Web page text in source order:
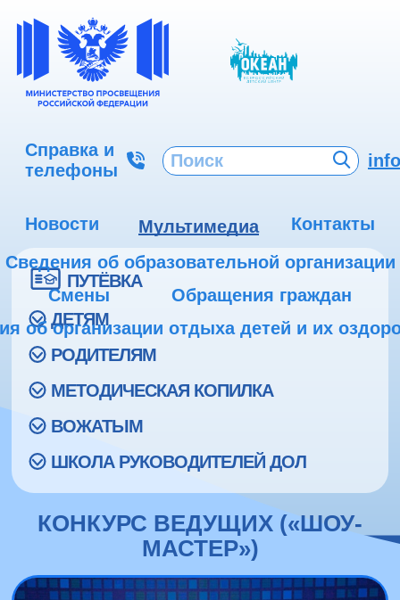
Справка и
телефоны
Новости Мультимедиа
Контакты
Сведения об образовательной организации
Смены
Обращения граждан
об организации отдыха детей и их
ПУТЁВКА
ДЕТЯМ
РОДИТЕЛЯМ
МЕТОДИЧЕСКАЯ КОПИЛКА
ВОЖАТЫМ
ШКОЛА РУКОВОДИТЕЛЕЙ ДОЛ
КОНКУРС ВЕДУЩИХ («ШОУ-
МАСТЕР»)